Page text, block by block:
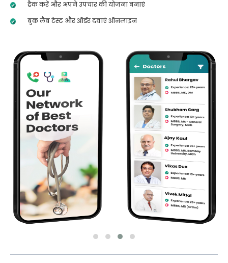
ट्रैक करें और अपने उपचार की योजना बनाएं
बुक लैब टेस्ट और ऑर्डर दवाएं ऑनलाइन